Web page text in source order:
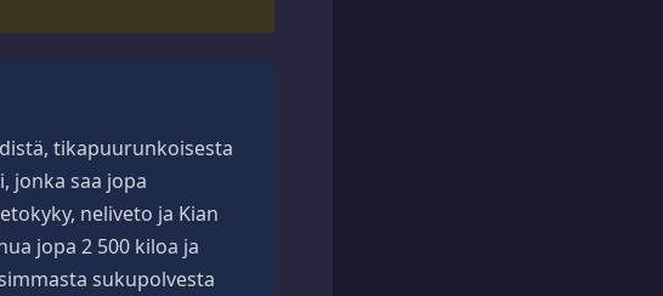
tikapuurunkoisesta
jonka saa jopa
neliveto ja Kian
jopa 2 500 kiloa ja
sukupolvesta